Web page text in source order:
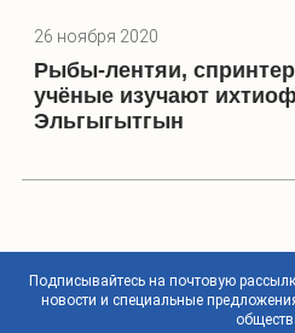
26 ноября 2020
Рыбы-лентяи,
учёные изучают
Эльгыгытгын
Подписывайтесь на почтовую
новости и специальные